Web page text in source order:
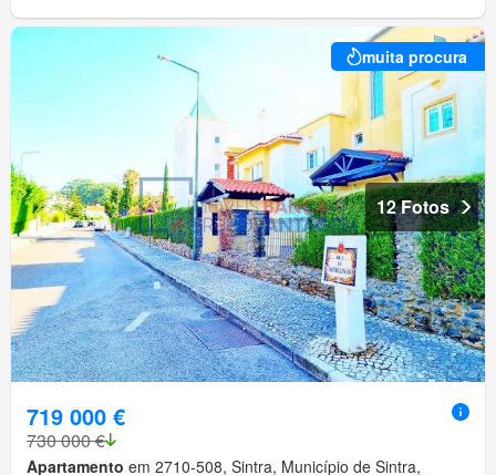
muita procura
12 Fotos
719 000 €
730 000 €
Apartamento em 2710-508, Sintra, Município de Sintra,